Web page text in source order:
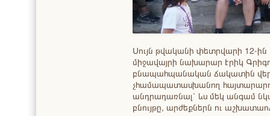
Սույն թվականի փետրվարի 12-ին
միջավայրի նախարար Էրիկ
բնապահպանական ճակատին
չհամապատասխանող
անդրադառնալ՝ ևս մեկ անգամ
բնույթը, արժեքներն ու